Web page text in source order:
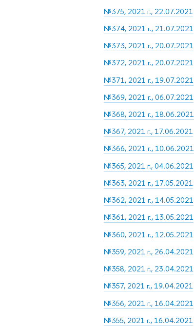
№375, 2021 г., 22.07.2021
№374, 2021 г., 21.07.2021
№373, 2021 г., 20.07.2021
№372, 2021 г., 20.07.2021
№371, 2021 г., 19.07.2021
№369, 2021 г., 06.07.2021
№368, 2021 г., 18.06.2021
№367, 2021 г., 17.06.2021
№366, 2021 г., 10.06.2021
№365, 2021 г., 04.06.2021
№363, 2021 г., 17.05.2021
№362, 2021 г., 14.05.2021
№361, 2021 г., 13.05.2021
№360, 2021 г., 12.05.2021
№359, 2021 г., 26.04.2021
№358, 2021 г., 23.04.2021
№357, 2021 г., 19.04.2021
№356, 2021 г., 16.04.2021
№355, 2021 г., 16.04.2021